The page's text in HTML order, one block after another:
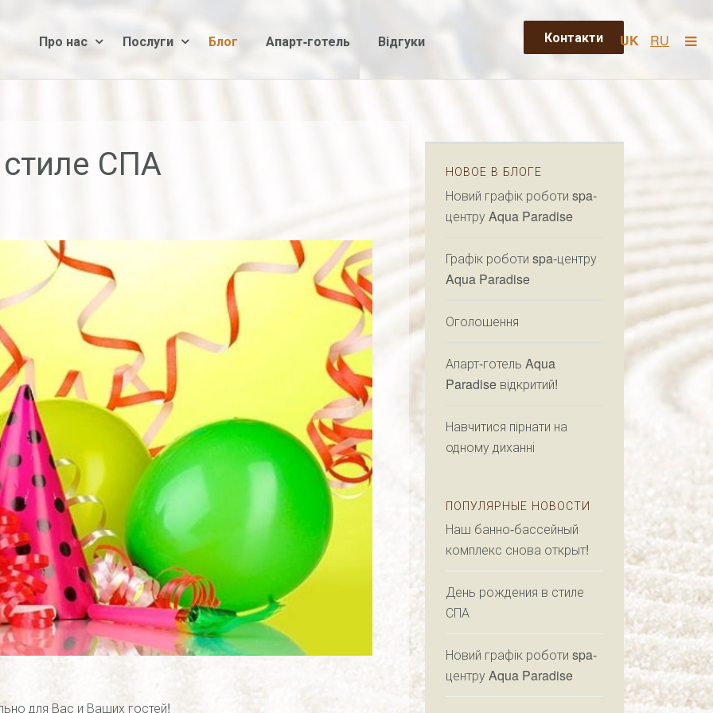
Про нас Послуги Блог Апарт-готель Відгуки Контакти UK RU
СПА
для Вас и Ваших гостей!
НОВОЕ В БЛОГЕ
Новий графік роботи spa-
центру Aqua Paradise
Графік роботи spa-центру
Aqua Paradise
Оголошення
Апарт-готель Aqua
Paradise відкритий!
Навчитися пірнати на
одному диханні
ПОПУЛЯРНЫЕ НОВОСТИ
Наш банно-бассейный
комплекс снова открыт!
День рождения в стиле
СПА
Новий графік роботи spa-
центру Aqua Paradise